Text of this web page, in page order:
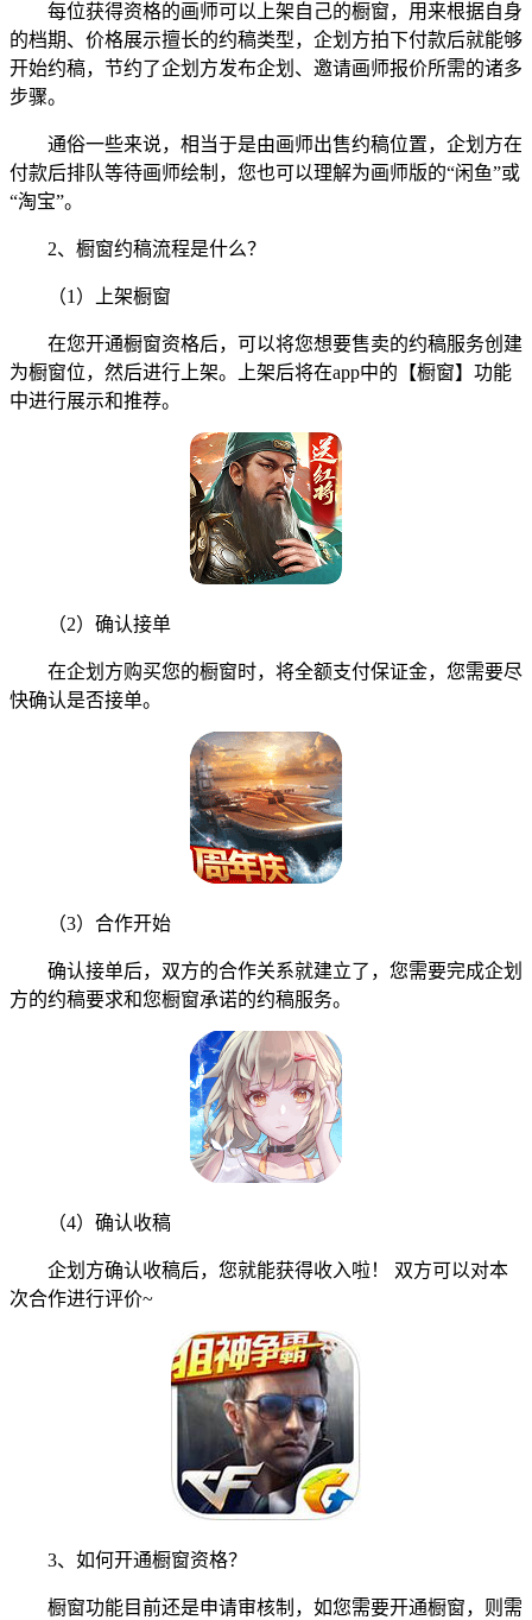
每位获得资格的画师可以上架自己的橱窗，用来根据自身
的档期、价格展示擅长的约稿类型，企划方拍下付款后就能够
开始约稿，节约了企划方发布企划、邀请画师报价所需的诸多
步骤。
通俗一些来说，相当于是由画师出售约稿位置，企划方在
付款后排队等待画师绘制，您也可以理解为画师版的“闲鱼”或
“淘宝”。
2、橱窗约稿流程是什么？
（1）上架橱窗
在您开通橱窗资格后，可以将您想要售卖的约稿服务创建
为橱窗位，然后进行上架。上架后将在app中的【橱窗】功能
中进行展示和推荐。
（2）确认接单
在企划方购买您的橱窗时，将全额支付保证金，您需要尽
快确认是否接单。
（3）合作开始
确认接单后，双方的合作关系就建立了，您需要完成企划
方的约稿要求和您橱窗承诺的约稿服务。
（4）确认收稿
企划方确认收稿后，您就能获得收入啦！ 双方可以对本
次合作进行评价~
3、如何开通橱窗资格？
橱窗功能目前还是申请审核制，如您需要开通橱窗，则需